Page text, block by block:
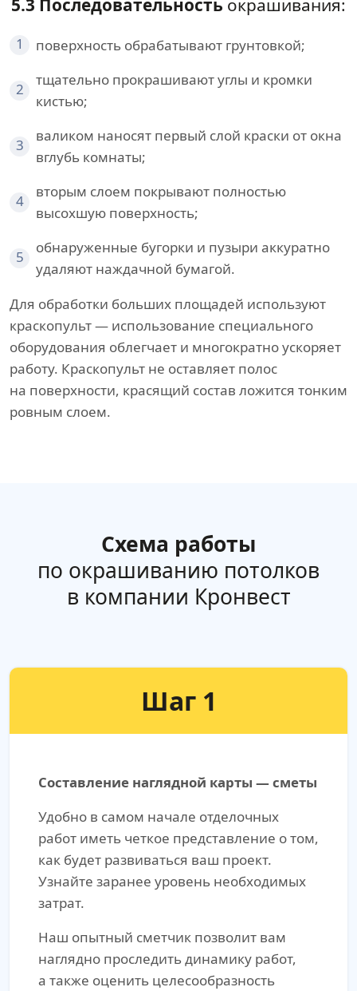
5.3 Последовательность окрашивания:
1 поверхность обрабатывают грунтовкой;
2
тщательно прокрашивают углы и кромки
кистью;
3
валиком наносят первый слой краски от окна
вглубь комнаты;
4
вторым слоем покрывают полностью
высохшую поверхность;
5
обнаруженные бугорки и пузыри аккуратно
удаляют наждачной бумагой.
Для обработки больших площадей используют
краскопульт — использование специального
оборудования облегчает и многократно ускоряет
работу. Краскопульт не оставляет полос
на поверхности, красящий состав ложится тонким
ровным слоем.
Схема работы
по окрашиванию потолков
в компании Кронвест
Шаг 1
Составление наглядной карты — сметы
Удобно в самом начале отделочных
работ иметь четкое представление о том,
как будет развиваться ваш проект.
Узнайте заранее уровень необходимых
затрат.
Наш опытный сметчик позволит вам
наглядно проследить динамику работ,
а также оценить целесообразность